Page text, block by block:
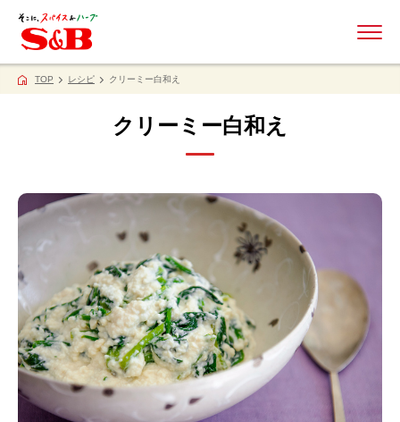
TOP レシピ クリーミー白和え
クリーミー白和え